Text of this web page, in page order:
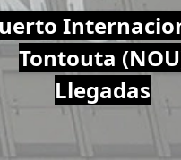
Tontouta
Llegadas